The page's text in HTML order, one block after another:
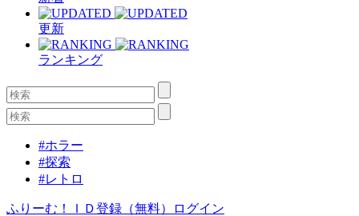
更新
ランキング
#ホラー
#探索
#レトロ
ふりーむ！ＩＤ登録（無料） ログイン